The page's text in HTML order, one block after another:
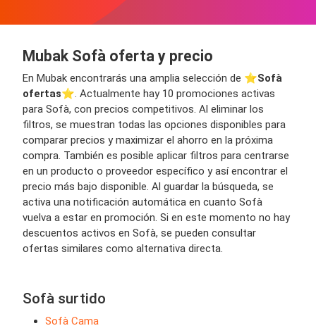
Mubak Sofà oferta y precio
En Mubak encontrarás una amplia selección de ⭐️Sofà
ofertas⭐️. Actualmente hay 10 promociones activas
para Sofà, con precios competitivos. Al eliminar los
filtros, se muestran todas las opciones disponibles para
comparar precios y maximizar el ahorro en la próxima
compra. También es posible aplicar filtros para centrarse
en un producto o proveedor específico y así encontrar el
precio más bajo disponible. Al guardar la búsqueda, se
activa una notificación automática en cuanto Sofà
vuelva a estar en promoción. Si en este momento no hay
descuentos activos en Sofà, se pueden consultar
ofertas similares como alternativa directa.
Sofà surtido
Sofà Cama